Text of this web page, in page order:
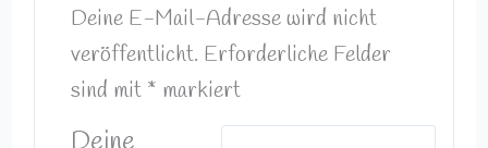
Deine E-Mail-Adresse wird nicht
veröffentlicht. Erforderliche Felder
sind mit * markiert